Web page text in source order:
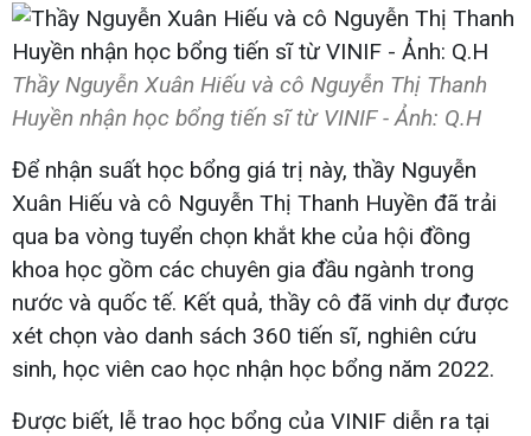
Thầy Nguyễn Xuân Hiếu và cô Nguyễn Thị Thanh
Huyền nhận học bổng tiến sĩ từ VINIF - Ảnh: Q.H
Để nhận suất học bổng giá trị này, thầy Nguyễn
Xuân Hiếu và cô Nguyễn Thị Thanh Huyền đã trải
qua ba vòng tuyển chọn khắt khe của hội đồng
khoa học gồm các chuyên gia đầu ngành trong
nước và quốc tế. Kết quả, thầy cô đã vinh dự được
xét chọn vào danh sách 360 tiến sĩ, nghiên cứu
sinh, học viên cao học nhận học bổng năm 2022.
Được biết, lễ trao học bổng của VINIF diễn ra tại